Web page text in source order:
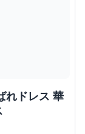
れドレス 華